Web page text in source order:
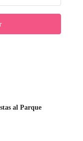
al Parque